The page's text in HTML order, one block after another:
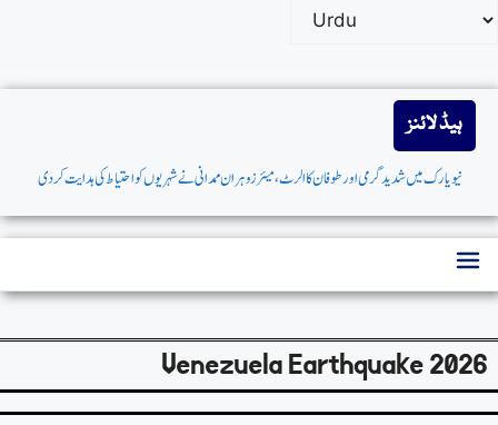
ہیڈ لائنز
نیویارک میں شدیدگرمی اورطوفان کاالرٹ،میئر زوہران ممدانی نےشہریوں کواحتیاط کی ہدایت کردی
Venezuela Earthquake 2026